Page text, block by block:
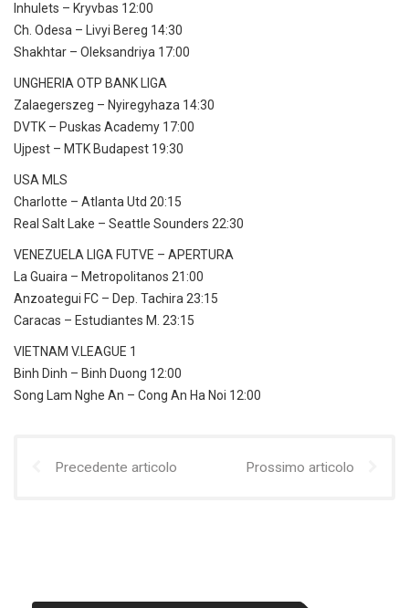
Inhulets – Kryvbas 12:00
Ch. Odesa – Livyi Bereg 14:30
Shakhtar – Oleksandriya 17:00
UNGHERIA OTP BANK LIGA
Zalaegerszeg – Nyiregyhaza 14:30
DVTK – Puskas Academy 17:00
Ujpest – MTK Budapest 19:30
USA MLS
Charlotte – Atlanta Utd 20:15
Real Salt Lake – Seattle Sounders 22:30
VENEZUELA LIGA FUTVE – APERTURA
La Guaira – Metropolitanos 21:00
Anzoategui FC – Dep. Tachira 23:15
Caracas – Estudiantes M. 23:15
VIETNAM V.LEAGUE 1
Binh Dinh – Binh Duong 12:00
Song Lam Nghe An – Cong An Ha Noi 12:00
Precedente articolo Prossimo articolo